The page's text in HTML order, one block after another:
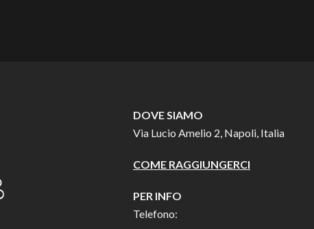
DOVE SIAMO
Via Lucio Amelio 2, Napoli, Italia
COME RAGGIUNGERCI
PER INFO
Telefono: